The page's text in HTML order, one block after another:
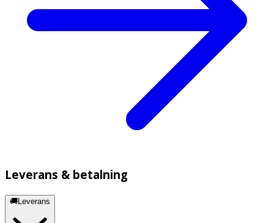
Leverans & betalning
🚚Leverans